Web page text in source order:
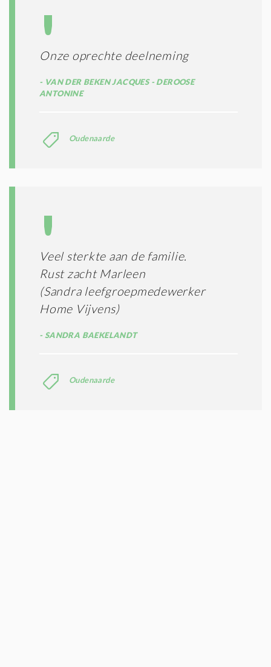
Onze oprechte deelneming
VAN DER BEKEN JACQUES - DEROOSE
ANTONINE
Oudenaarde
Veel sterkte aan de familie.
Rust zacht Marleen
(Sandra leefgroepmedewerker
Home Vijvens)
SANDRA BAEKELANDT
Oudenaarde